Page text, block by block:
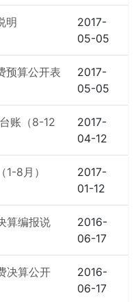
明
2017-
05-05
预算公开表
2017-
05-05
账（8-12
2017-
04-12
8月）
2017-
01-12
算编报说
2016-
06-17
决算公开
2016-
06-17